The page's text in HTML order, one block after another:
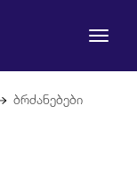
ბრძანებები